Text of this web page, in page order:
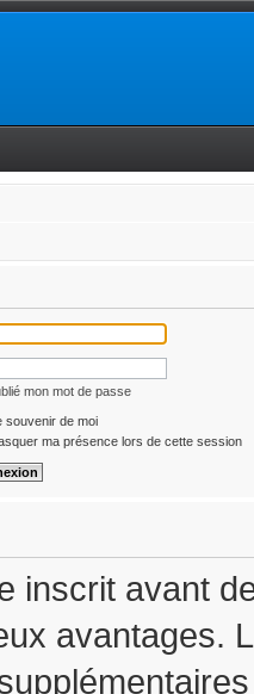
mon mot de passe
souvenir de moi
ma présence lors de cette session
inscrit avant
avantages.